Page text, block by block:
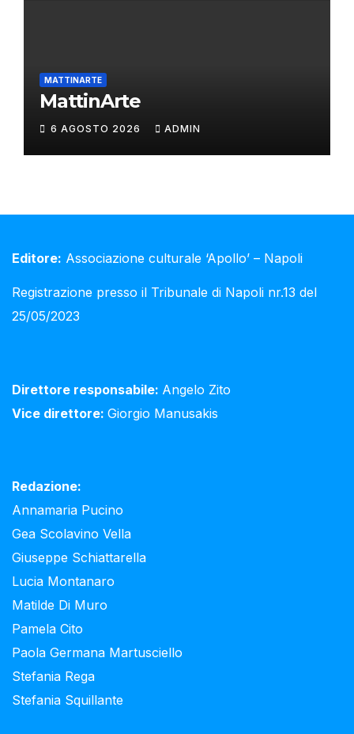
MATTINARTE
MattinArte
6 AGOSTO 2026 ADMIN
Editore: Associazione culturale ‘Apollo’ – Napoli
Registrazione presso il Tribunale di Napoli nr.13 del
25/05/2023
Direttore responsabile: Angelo Zito
Vice direttore: Giorgio Manusakis
Redazione:
Annamaria Pucino
Gea Scolavino Vella
Giuseppe Schiattarella
Lucia Montanaro
Matilde Di Muro
Pamela Cito
Paola Germana Martusciello
Stefania Rega
Stefania Squillante